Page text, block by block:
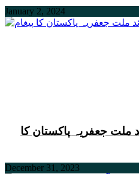
January 2, 2024
پر قائد ملت جعفریہ پاکستان کا
December 31, 2023